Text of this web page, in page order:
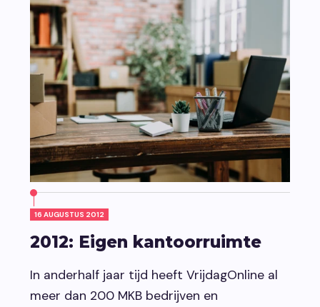
16 AUGUSTUS 2012
2012: Eigen kantoorruimte
In anderhalf jaar tijd heeft VrijdagOnline al
meer dan 200 MKB bedrijven en